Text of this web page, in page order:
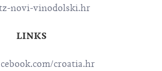
novi-vinodolski.hr
LINKS
croatia.hr